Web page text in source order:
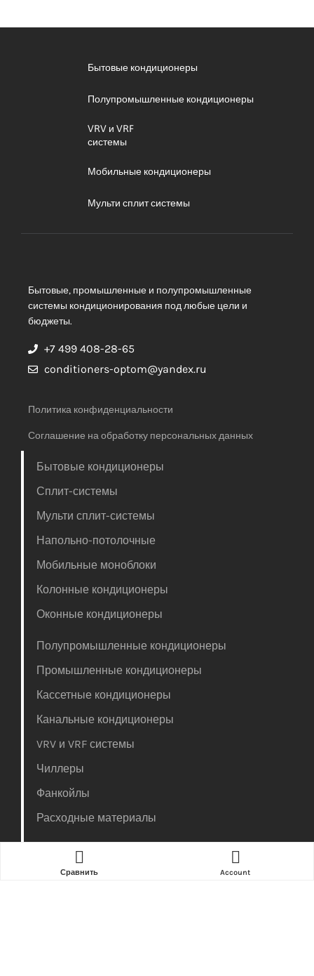
Бытовые кондиционеры
Полупромышленные кондиционеры
VRV и VRF
системы
Мобильные кондиционеры
Мульти сплит системы
Бытовые, промышленные и полупромышленные
системы кондиционирования под любые цели и
бюджеты.
+7 499 408-28-65
conditioners-optom@yandex.ru
Политика конфиденциальности
Соглашение на обработку персональных данных
Бытовые кондиционеры
Сплит-системы
Мульти сплит-системы
Напольно-потолочные
Мобильные моноблоки
Колонные кондиционеры
Оконные кондиционеры
Полупромышленные кондиционеры
Промышленные кондиционеры
Кассетные кондиционеры
Канальные кондиционеры
VRV и VRF системы
Чиллеры
Фанкойлы
Расходные материалы
Каталог
Доставка
Сравнить Account